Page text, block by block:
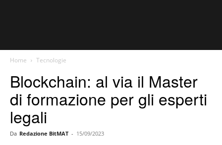
Home Tecnologie
Blockchain: al via il Master
di formazione per gli esperti
legali
Da Redazione BitMAT - 15/09/2023